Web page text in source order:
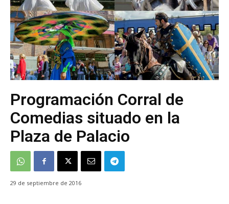
Programación Corral de
Comedias situado en la
Plaza de Palacio
29 de septiembre de 2016